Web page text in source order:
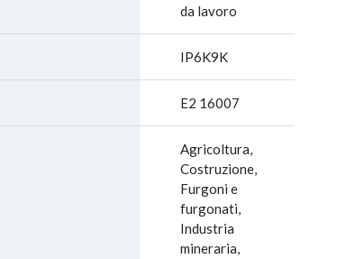
da lavoro
IP6K9K
E2 16007
Agricoltura,
Costruzione,
Furgoni e
furgonati,
Industria
mineraria,